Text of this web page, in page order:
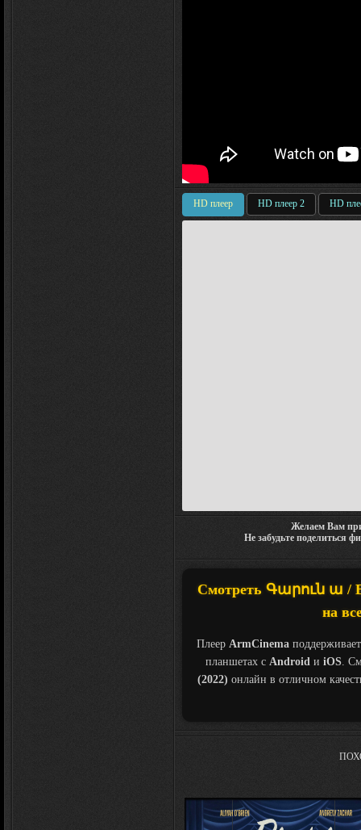
HD плеер HD плеер 2 HD
Желаем Вам
Не забудьте поделиться
Смотреть Գարուն ա /
на
Плеер ArmCinema
планшетах с Android и iOS.
(2022) онлайн в отличном